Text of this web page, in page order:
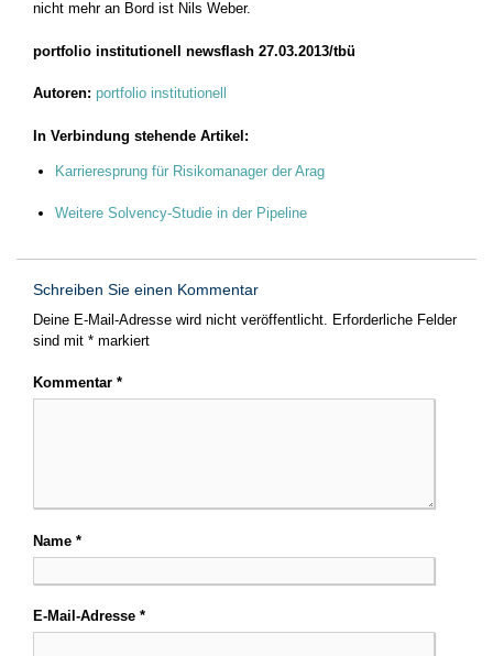
nicht mehr an Bord ist Nils Weber.
portfolio institutionell newsflash 27.03.2013/tbü
Autoren: portfolio institutionell
In Verbindung stehende Artikel:
Karrieresprung für Risikomanager der Arag
Weitere Solvency-Studie in der Pipeline
Schreiben Sie einen Kommentar
Deine E-Mail-Adresse wird nicht veröffentlicht. Erforderliche Felder
sind mit * markiert
Kommentar *
Name *
E-Mail-Adresse *